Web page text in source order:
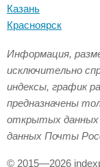
Казань
Красноярск
Информация,
исключительно
индексы, график
предназначены
открытых
данных Почты
© 2015—2026